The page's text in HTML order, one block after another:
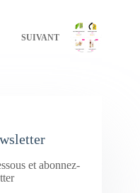
SUIVANT
et abonnez-